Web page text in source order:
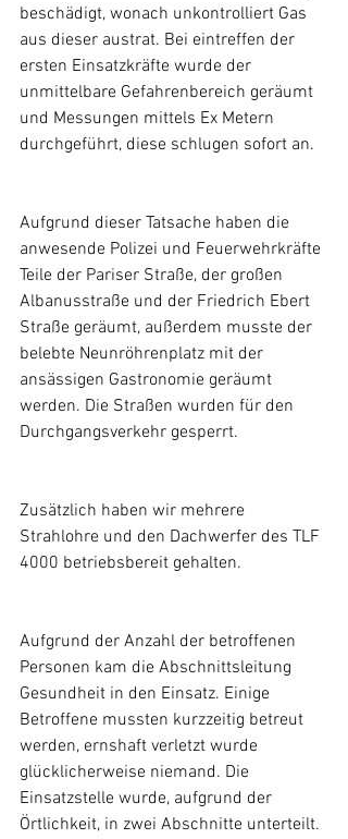
beschädigt, wonach unkontrolliert Gas
aus dieser austrat. Bei eintreffen der
ersten Einsatzkräfte wurde der
unmittelbare Gefahrenbereich geräumt
und Messungen mittels Ex Metern
durchgeführt, diese schlugen sofort an.
Aufgrund dieser Tatsache haben die
anwesende Polizei und Feuerwehrkräfte
Teile der Pariser Straße, der großen
Albanusstraße und der Friedrich Ebert
Straße geräumt, außerdem musste der
belebte Neunröhrenplatz mit der
ansässigen Gastronomie geräumt
werden. Die Straßen wurden für den
Durchgangsverkehr gesperrt.
Zusätzlich haben wir mehrere
Strahlohre und den Dachwerfer des TLF
4000 betriebsbereit gehalten.
Aufgrund der Anzahl der betroffenen
Personen kam die Abschnittsleitung
Gesundheit in den Einsatz. Einige
Betroffene mussten kurzzeitig betreut
werden, ernshaft verletzt wurde
glücklicherweise niemand. Die
Einsatzstelle wurde, aufgrund der
Örtlichkeit, in zwei Abschnitte unterteilt.